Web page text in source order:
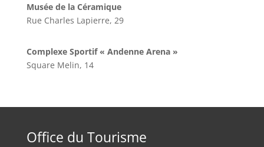
Musée de la Céramique
Rue Charles Lapierre, 29
Complexe Sportif « Andenne Arena »
Square Melin, 14
Office du Tourisme